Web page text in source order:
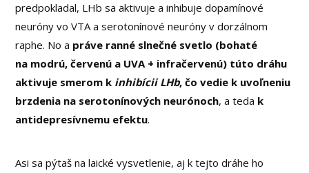
predpokladal, LHb sa aktivuje a inhibuje dopamínové
neuróny vo VTA a serotonínové neuróny v dorzálnom
raphe. No a práve ranné slnečné svetlo (bohaté
na modrú, červenú a UVA + infračervenú) túto dráhu
aktivuje smerom k inhibícii LHb, čo vedie k uvoľneniu
brzdenia na serotonínových neurónoch, a teda k
antidepresívnemu efektu.
Asi sa pýtaš na laické vysvetlenie, aj k tejto dráhe ho